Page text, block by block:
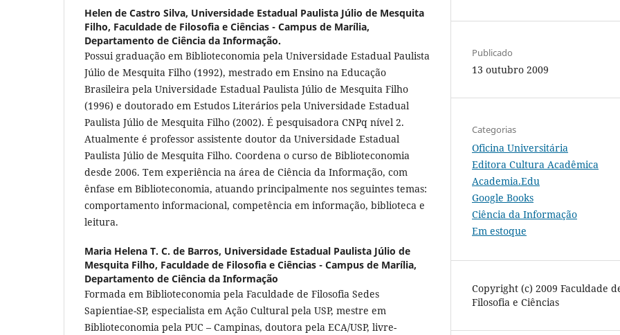
Helen de Castro Silva, Universidade Estadual Paulista Júlio de Mesquita
Filho, Faculdade de Filosofia e Ciências - Campus de Marília,
Departamento de Ciência da Informação.
Possui graduação em Biblioteconomia pela Universidade Estadual Paulista
Júlio de Mesquita Filho (1992), mestrado em Ensino na Educação
Brasileira pela Universidade Estadual Paulista Júlio de Mesquita Filho
(1996) e doutorado em Estudos Literários pela Universidade Estadual
Paulista Júlio de Mesquita Filho (2002). É pesquisadora CNPq nível 2.
Atualmente é professor assistente doutor da Universidade Estadual
Paulista Júlio de Mesquita Filho. Coordena o curso de Biblioteconomia
desde 2006. Tem experiência na área de Ciência da Informação, com
ênfase em Biblioteconomia, atuando principalmente nos seguintes temas:
comportamento informacional, competência em informação, biblioteca e
leitura.
Maria Helena T. C. de Barros, Universidade Estadual Paulista Júlio de
Mesquita Filho, Faculdade de Filosofia e Ciências - Campus de Marília,
Departamento de Ciência da Informação
Formada em Biblioteconomia pela Faculdade de Filosofia Sedes
Sapientiae-SP, especialista em Ação Cultural pela USP, mestre em
Biblioteconomia pela PUC – Campinas, doutora pela ECA/USP, livre-
Publicado
13 outubro 2009
Categorias
Oficina Universitária
Editora Cultura Acadêmica
Academia.Edu
Google Books
Ciência da Informação
Em estoque
Copyright (c) 2009 Faculdade
Filosofia e Ciências